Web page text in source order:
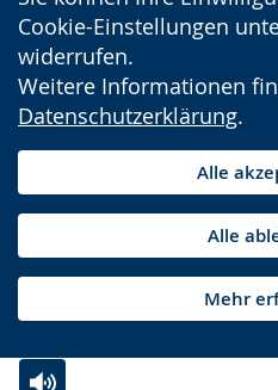
Cookie-Einstellungen
widerrufen.
Weitere Informationen
Datenschutzerklärung.
Alle
Alle
Mehr